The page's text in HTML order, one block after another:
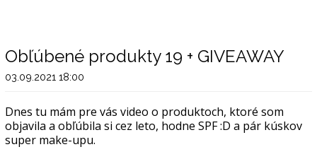
Obľúbené produkty 19 + GIVEAWAY
03.09.2021 18:00
Dnes tu mám pre vás video o produktoch, ktoré som
objavila a obľúbila si cez leto, hodne SPF :D a pár kúskov
super make-upu.